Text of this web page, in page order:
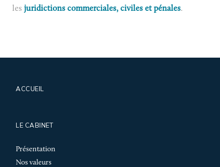
les juridictions commerciales, civiles et pénales.
ACCUEIL
LE CABINET
Présentation
Nos valeurs